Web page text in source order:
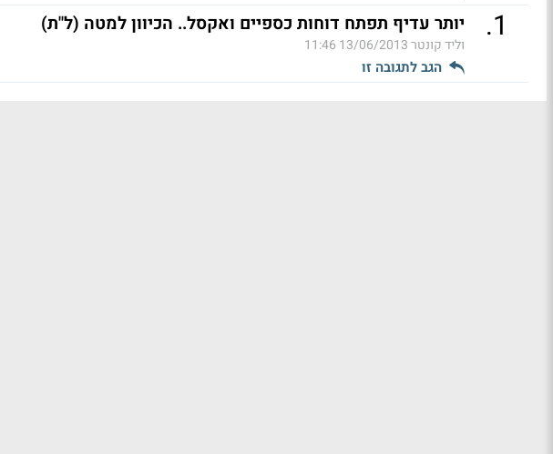
1
. יותר עדיף תפתח דוחות כספיים ואקסל.. הכיוון למטה (ל"ת)
וליד קונטר13/06/2013 11:46
הגב לתגובה זו